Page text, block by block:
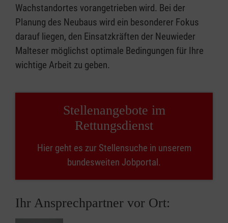
Wachstandortes vorangetrieben wird. Bei der
Planung des Neubaus wird ein besonderer Fokus
darauf liegen, den Einsatzkräften der Neuwieder
Malteser möglichst optimale Bedingungen für Ihre
wichtige Arbeit zu geben.
Stellenangebote im
Rettungsdienst
Hier geht es zur Stellensuche in unserem
bundesweiten Jobportal.
Ihr Ansprechpartner vor Ort: